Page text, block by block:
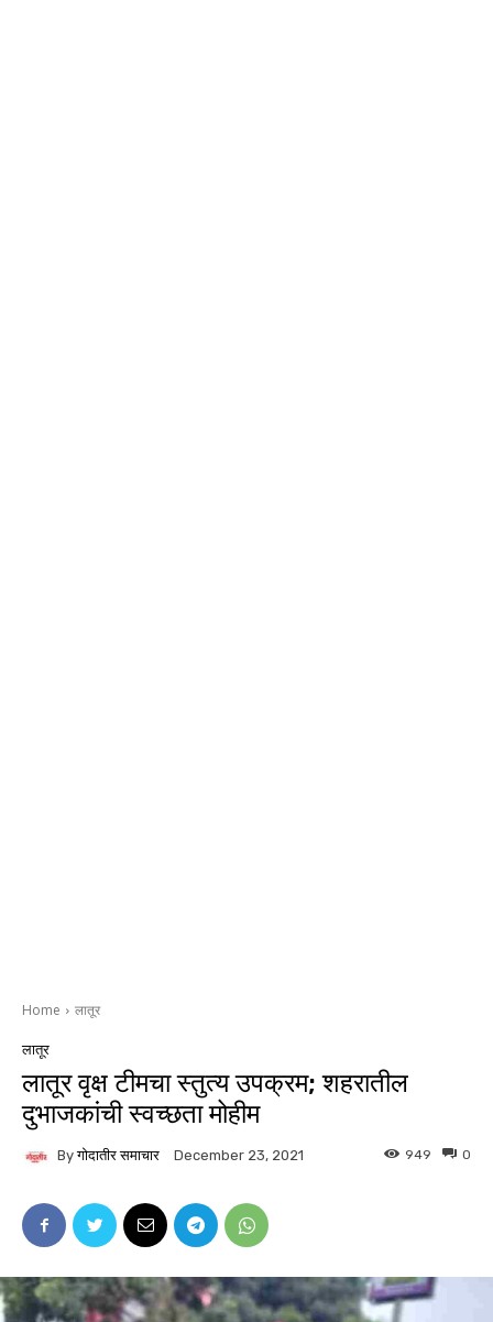
Home लातूर
लातूर
लातूर वृक्ष टीमचा स्तुत्य उपक्रम; शहरातील
दुभाजकांची स्वच्छता मोहीम
By गोदातीर समाचार December 23, 2021 0
949